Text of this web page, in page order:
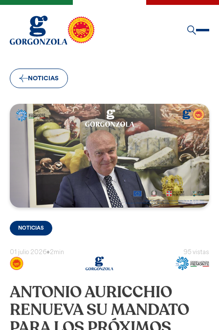
NOTICIAS
NOTICIAS
01 julio 2026•2min 95 vistas
ANTONIO AURICCHIO
RENUEVA SU MANDATO